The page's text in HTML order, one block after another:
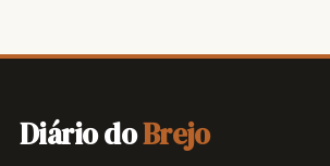
Diário doBrejo